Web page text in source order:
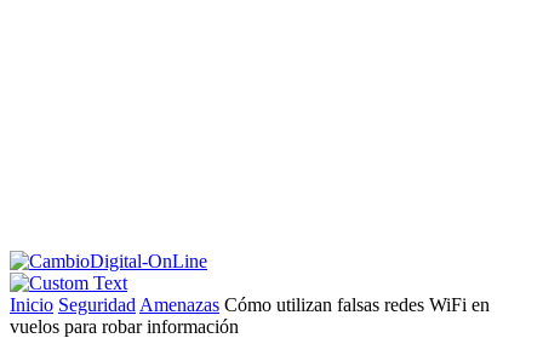
Inicio Seguridad Amenazas Cómo utilizan falsas redes WiFi en
vuelos para robar información